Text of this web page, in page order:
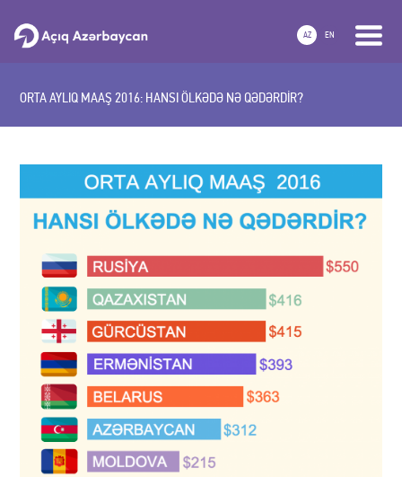
AZ EN
ORTA AYLIQ MAAŞ 2016: HANSI ÖLKƏDƏ NƏ QƏDƏRDİR?